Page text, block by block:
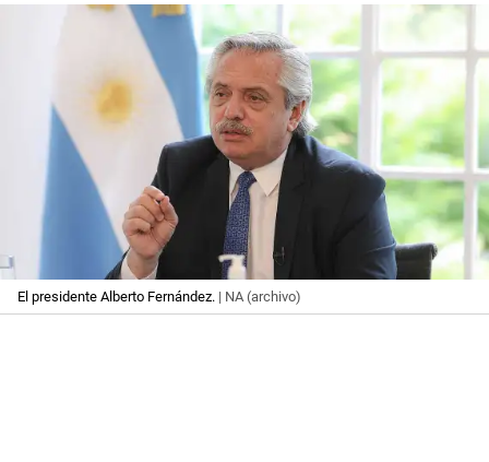
El presidente Alberto Fernández. | NA (archivo)